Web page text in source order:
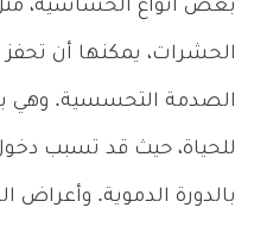
بعض أنواع الحساسية،
الحشرات، يمكنها أن
الصدمة التحسسية. وهي
للحياة، حيث قد تسبب
بالدورة الدموية.